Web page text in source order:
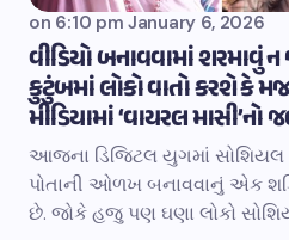
on 6:10 pm January 6, 2026
વીડિયો બનાવવામાં
કુટુંબમાં લોકો વાતો કરશે કે
મીડિયામાં ‘વાયરલ માસી’નો
આજના ડિજિટલ યુગમાં સોશિયલ
પોતાની ઓળખ બનાવવાનું એક
છે. જોકે હજુ પણ ઘણા લોકો